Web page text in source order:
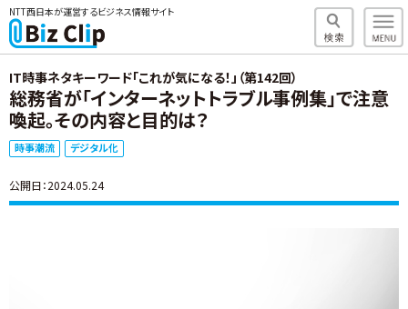
NTT西日本が運営するビジネス情報サイト
IT時事ネタキーワード「これが気になる！」（第142回）
総務省が「インターネットトラブル事例集」で注意
喚起。その内容と目的は？
時事潮流 デジタル化
公開日：2024.05.24